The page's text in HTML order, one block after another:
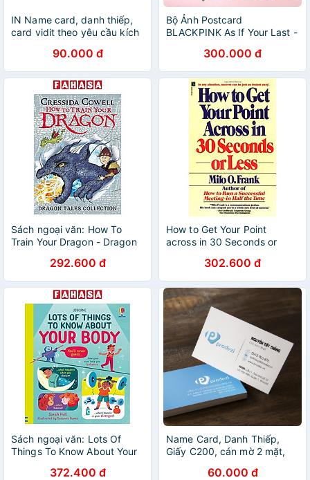
IN Name card, danh thiếp,
card vidit theo yêu cầu kích
90.000 đ
Bộ Ảnh Postcard
BLACKPINK As If Your Last -
300.000 đ
Sách ngoại văn: How To
Train Your Dragon - Dragon
292.600 đ
How to Get Your Point
across in 30 Seconds or
302.600 đ
Sách ngoại văn: Lots Of
Things To Know About Your
372.400 đ
Name Card, Danh Thiếp,
Giấy C200, cán mờ 2 mặt,
60.000 đ